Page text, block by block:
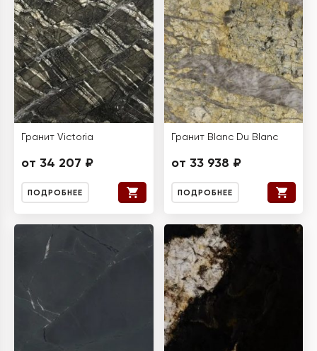
Гранит Victoria
от 34 207 ₽
ПОДРОБНЕЕ
Гранит Blanc Du Blanc
от 33 938 ₽
ПОДРОБНЕЕ